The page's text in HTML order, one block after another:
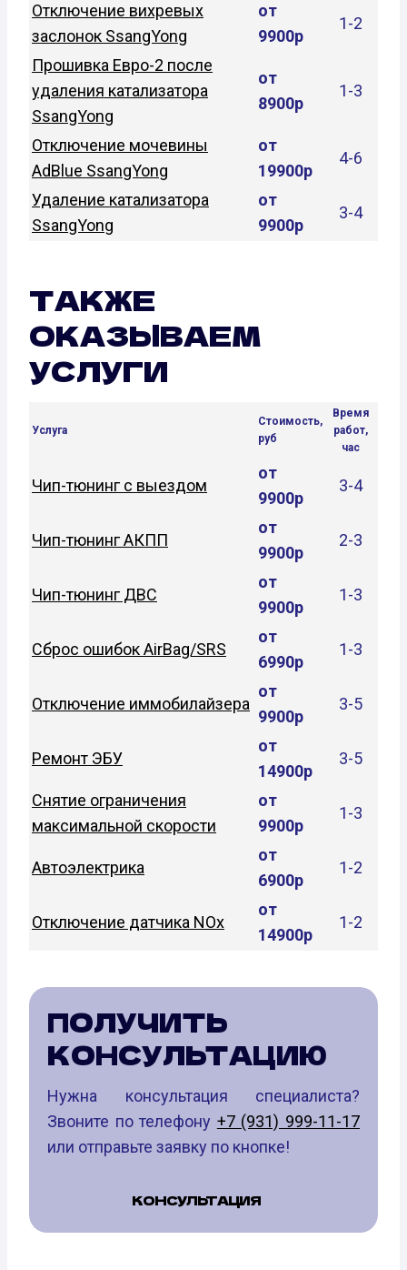
Отключение вихревых
заслонок SsangYong
от
9900р
1-2
Прошивка Евро-2 после
удаления катализатора
SsangYong
от
8900р
1-3
Отключение мочевины
AdBlue SsangYong
от
19900р
4-6
Удаление катализатора
SsangYong
от
9900р
3-4
ТАКЖЕ
ОКАЗЫВАЕМ
УСЛУГИ
Услуга
Стоимость,
руб
Время
работ,
час
Чип-тюнинг с выездом
от
9900р
3-4
Чип-тюнинг АКПП
от
9900р
2-3
Чип-тюнинг ДВС
от
9900р
1-3
Сброс ошибок AirBag/SRS
от
6990р
1-3
Отключение иммобилайзера
от
9900р
3-5
Ремонт ЭБУ
от
14900р
3-5
Снятие ограничения
максимальной скорости
от
9900р
1-3
Автоэлектрика
от
6900р
1-2
Отключение датчика NOx
от
14900р
1-2
ПОЛУЧИТЬ
КОНСУЛЬТАЦИЮ
Нужна консультация специалиста?
Звоните по телефону +7 (931) 999-11-17
или отправьте заявку по кнопке!
КОНСУЛЬТАЦИЯ